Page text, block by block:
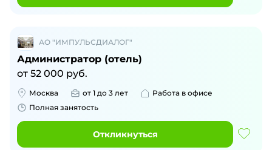
АО "ИМПУЛЬСДИАЛОГ"
Администратор (отель)
от 52 000 руб.
Москва от 1 до 3 лет
Работа в офисе
Полная занятость
Откликнуться